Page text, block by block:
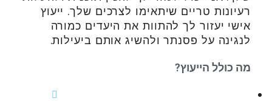
רעיונות טריים שיתאימו לצרכים שלך. ייעוץ
אישי יעזור לך להתוות את היעדים כמורה
לנגינה על פסנתר ולהשיג אותם ביעילות.
מה כולל הייעוץ?